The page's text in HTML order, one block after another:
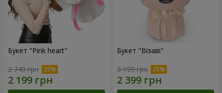
Букет "Pink heart"
2 749 грн
Букет "Візаві"
3 199 грн